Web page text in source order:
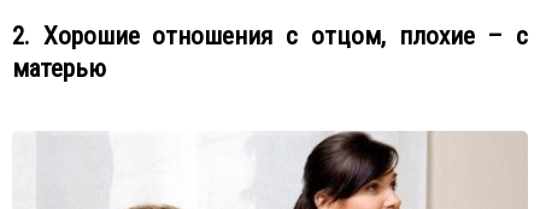
2. Хорошие отношения с отцом, плохие – с
матерью